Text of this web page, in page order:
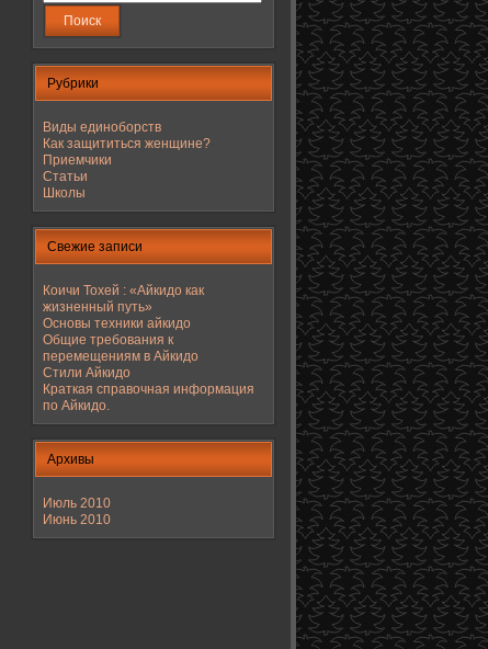
Рубрики
Виды единоборств
Как защититься женщине?
Приемчики
Статьи
Школы
Свежие записи
Коичи Тохей : «Айкидо как
жизненный путь»
Основы техники айкидо
Общие требования к
перемещениям в Айкидо
Стили Айкидо
Краткая справочная информация
по Айкидо.
Архивы
Июль 2010
Июнь 2010